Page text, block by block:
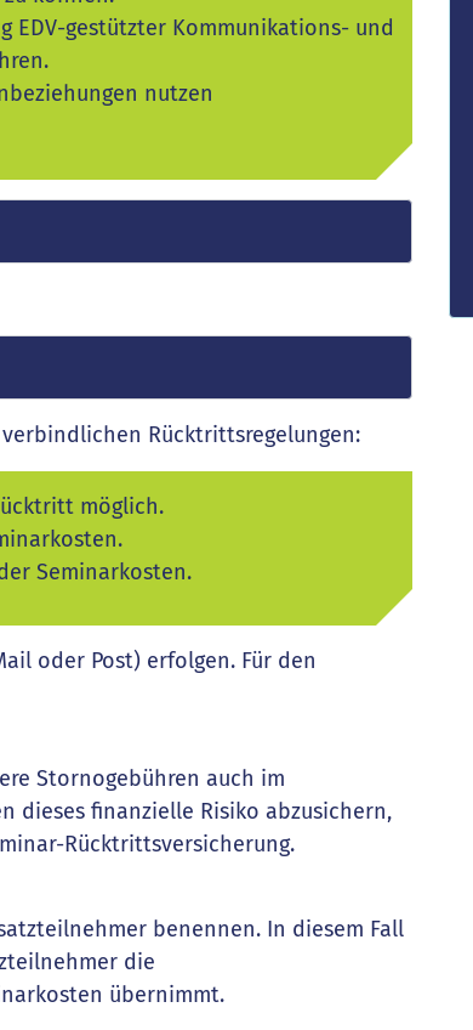
EDV-gestützter Kommunikations- und
nutzen
Rücktrittsregelungen:
möglich.
Seminarkosten.
oder Post) erfolgen. Für den
Stornogebühren auch im
dieses finanzielle Risiko abzusichern,
Rücktrittsversicherung.
benennen. In diesem Fall
die
übernimmt.